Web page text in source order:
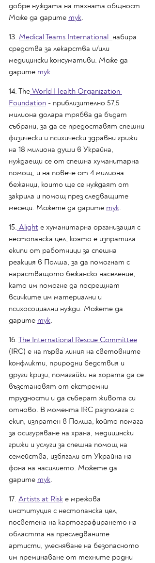
добре нуждата на тяхната общност.
Може да дарите тук.
13. Medical Teams International набира
средства за лекарства и/или
медицински консумативи. Може да
дарите тук.
14. The World Health Organization
Foundation - приблизително 57,5 ​​
милиона долара трябва да бъдат
събрани, за да се предоставят спешни
физически и психически здравни грижи
на 18 милиона души в Украйна,
нуждаещи се от спешна хуманитарна
помощ, и на повече от 4 милиона
бежанци, които ще се нуждаят от
закрила и помощ през следващите
месеци. Можете да дарите тук.
15. Alight е хуманитарна организация с
нестопанска цел, която е изпратила
екипи от работници за спешна
реакция в Полша, за да помогнат с
нарастващото бежанско население,
като им помогне да посрещнат
всичките им материални и
психосоциални нужди. Можете да
дарите тук.
16. The International Rescue Committee
(IRC) е на първа линия на световните
конфликти, природни бедствия и
други кризи, помагайки на хората да се
възстановят от екстремни
трудности и да съберат живота си
отново. В момента IRC разполага с
екип, изпратен в Полша, който помага
за осигуряване на храна, медицински
грижи и услуги за спешна помощ на
семейства, избягали от Украйна на
фона на насилието. Можете да
дарите тук.
17. Artists at Risk е мрежова
институция с нестопанска цел,
посветена на картографирането на
областта на преследваните
артисти, улесняване на безопасното
им преминаване от техните родни